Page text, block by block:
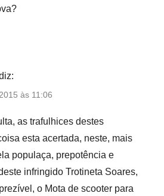
às 11:06
as trafulhices destes
esta acertada, neste, mais
populaça, prepotência e
infringido Trotineta Soares,
o Mota de scooter para